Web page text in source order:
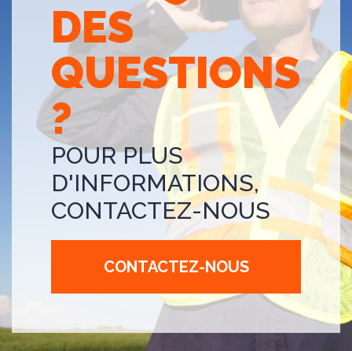
DES
QUESTIONS
?
POUR PLUS
D'INFORMATIONS,
CONTACTEZ-NOUS
CONTACTEZ-NOUS